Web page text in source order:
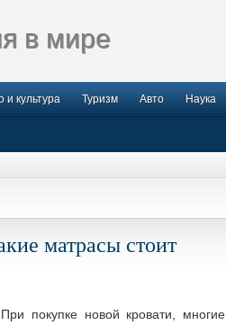
в мире
и культура Туризм Авто Наука
матрасы стоит
При покупке новой кровати, многие